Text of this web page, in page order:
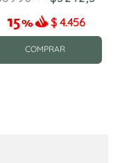
$ 4.456
COMPRAR